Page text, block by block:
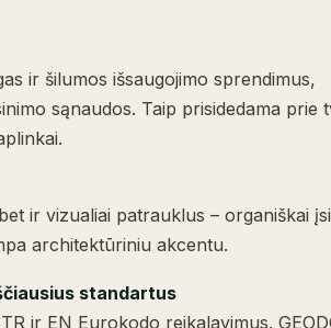
ir šilumos išsaugojimo sprendimus,
sąnaudos. Taip prisidedama prie
ir vizualiai patrauklus – organiškai
architektūriniu akcentu.
standartus
ir EN Eurokodo reikalavimus.